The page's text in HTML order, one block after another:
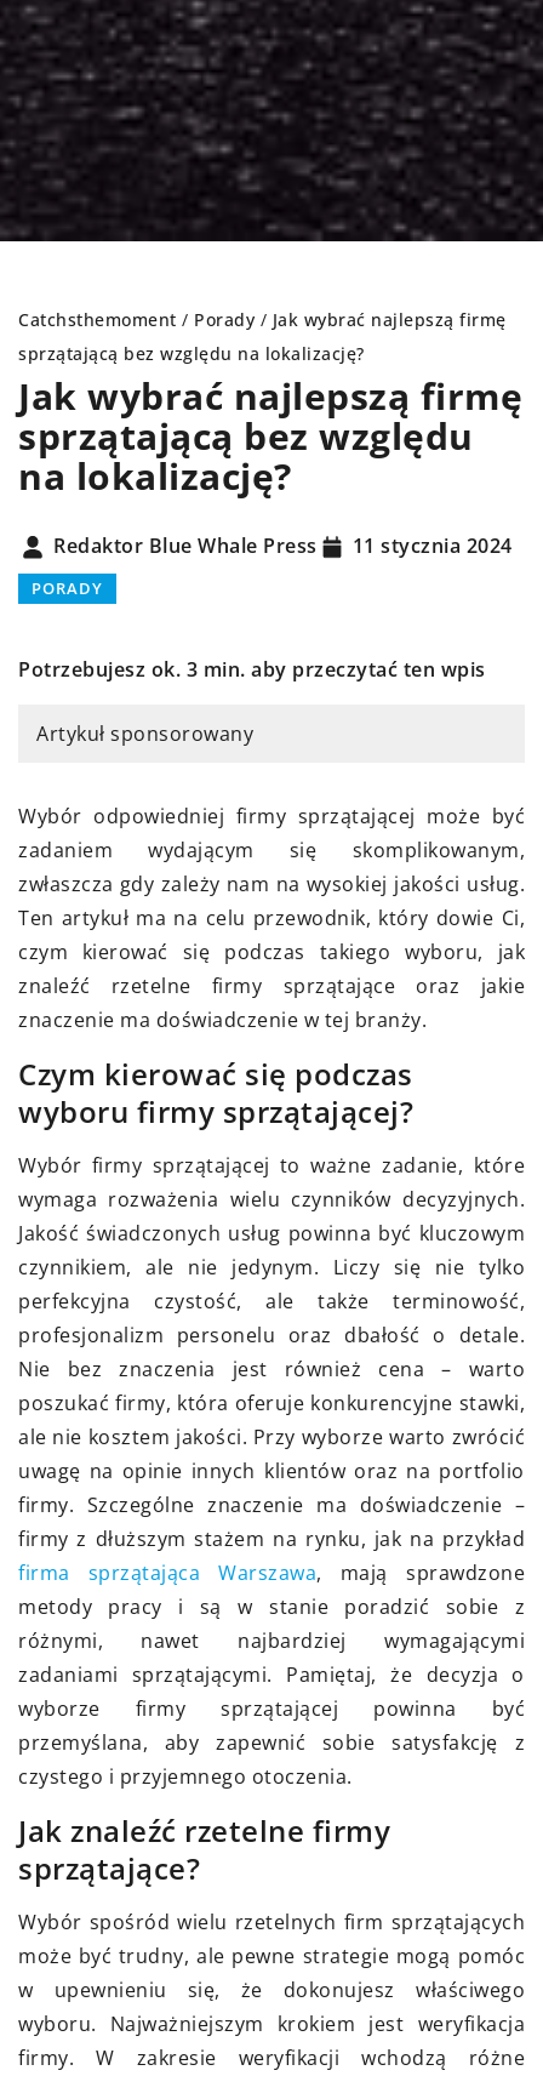
Catchsthemoment / Porady / Jak wybrać najlepszą firmę
sprzątającą bez względu na lokalizację?
Jak wybrać najlepszą firmę
sprzątającą bez względu
na lokalizację?
Redaktor Blue Whale Press 11 stycznia 2024
PORADY
Potrzebujesz ok. 3 min. aby przeczytać ten wpis
Artykuł sponsorowany
Wybór odpowiedniej firmy sprzątającej może być
zadaniem wydającym się skomplikowanym,
zwłaszcza gdy zależy nam na wysokiej jakości usług.
Ten artykuł ma na celu przewodnik, który dowie Ci,
czym kierować się podczas takiego wyboru, jak
znaleźć rzetelne firmy sprzątające oraz jakie
znaczenie ma doświadczenie w tej branży.
Czym kierować się podczas
wyboru firmy sprzątającej?
Wybór firmy sprzątającej to ważne zadanie, które
wymaga rozważenia wielu czynników decyzyjnych.
Jakość świadczonych usług powinna być kluczowym
czynnikiem, ale nie jedynym. Liczy się nie tylko
perfekcyjna czystość, ale także terminowość,
profesjonalizm personelu oraz dbałość o detale.
Nie bez znaczenia jest również cena – warto
poszukać firmy, która oferuje konkurencyjne stawki,
ale nie kosztem jakości. Przy wyborze warto zwrócić
uwagę na opinie innych klientów oraz na portfolio
firmy. Szczególne znaczenie ma doświadczenie –
firmy z dłuższym stażem na rynku, jak na przykład
firma sprzątająca Warszawa, mają sprawdzone
metody pracy i są w stanie poradzić sobie z
różnymi, nawet najbardziej wymagającymi
zadaniami sprzątającymi. Pamiętaj, że decyzja o
wyborze firmy sprzątającej powinna być
przemyślana, aby zapewnić sobie satysfakcję z
czystego i przyjemnego otoczenia.
Jak znaleźć rzetelne firmy
sprzątające?
Wybór spośród wielu rzetelnych firm sprzątających
może być trudny, ale pewne strategie mogą pomóc
w upewnieniu się, że dokonujesz właściwego
wyboru. Najważniejszym krokiem jest weryfikacja
firmy. W zakresie weryfikacji wchodzą różne